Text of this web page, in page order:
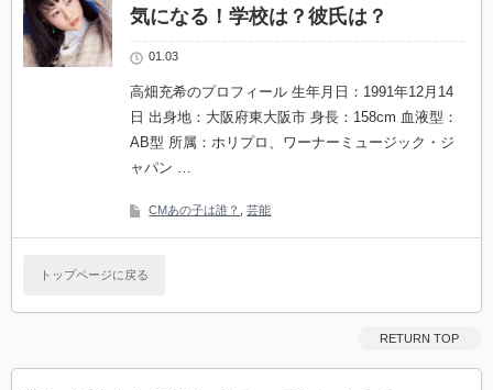
気になる！学校は？彼氏は？
01.03
高畑充希のプロフィール 生年月日：1991年12月14
日 出身地：大阪府東大阪市 身長：158cm 血液型：
AB型 所属：ホリプロ、ワーナーミュージック・ジ
ャパン …
CMあの子は誰？ ,芸能
トップページに戻る
RETURN TOP